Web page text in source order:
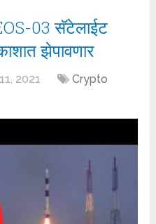
03 सॅटेलाईट
झेपावणार
2021
Crypto